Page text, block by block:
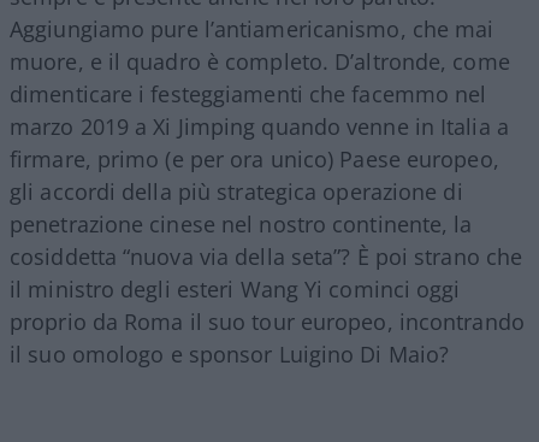
Aggiungiamo pure l’antiamericanismo, che mai
muore, e il quadro è completo. D’altronde, come
dimenticare i festeggiamenti che facemmo nel
marzo 2019 a Xi Jimping quando venne in Italia a
firmare, primo (e per ora unico) Paese europeo,
gli accordi della più strategica operazione di
penetrazione cinese nel nostro continente, la
cosiddetta “nuova via della seta”? È poi strano che
il ministro degli esteri Wang Yi cominci oggi
proprio da Roma il suo tour europeo, incontrando
il suo omologo e sponsor Luigino Di Maio?